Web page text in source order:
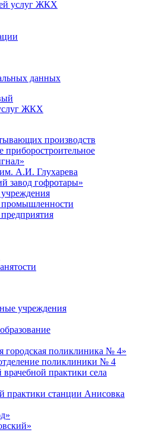
услуг ЖКХ
данных
производств
А.И. Глухарева
завод гофротары»
учреждения
городская поликлиника № 4»
поликлиники № 4
практики села
практики станции Анисовка